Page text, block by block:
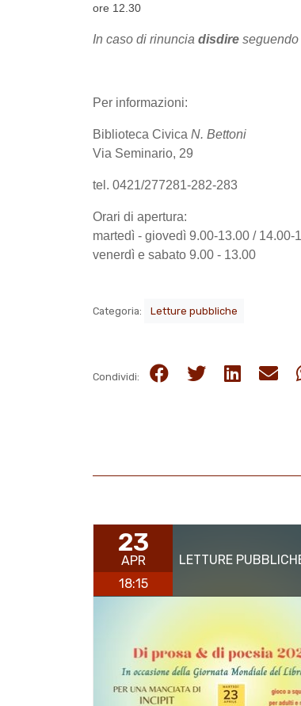
ore 12.30
In caso di rinuncia disdire
Per informazioni:
Biblioteca Civica N. Bettoni
Via Seminario, 29
tel. 0421/277281-282-283
Orari di apertura:
martedì - giovedì 9.00-13.00 / 14.00-
venerdì e sabato 9.00 - 13.00
Categoria: Letture pubbliche
Condividi:
23
APR
18:15
LETTURE